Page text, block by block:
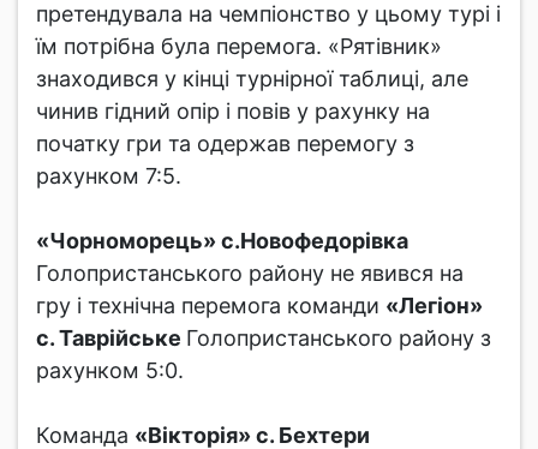
претендувала на чемпіонство у цьому турі і
їм потрібна була перемога. «Рятівник»
знаходився у кінці турнірної таблиці, але
чинив гідний опір і повів у рахунку на
початку гри та одержав перемогу з
рахунком 7:5.
«Чорноморець» с.Новофедорівка
Голопристанського району не явився на
гру і технічна перемога команди «Легіон»
с. Таврійське Голопристанського району з
рахунком 5:0.
Команда «Вікторія» с. Бехтери